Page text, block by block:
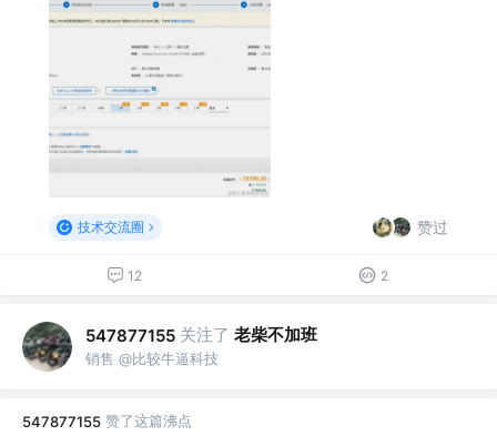
技术交流圈 赞过
12 2
547877155 关注了 老柴不加班
销售 @比较牛逼科技
547877155 赞了这篇沸点